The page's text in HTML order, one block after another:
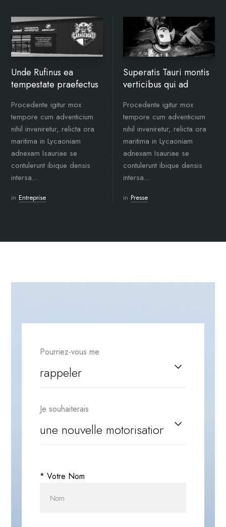
in Entreprise
Unde Rufinus ea
tempestate praefectus
Procedente igitur mox
tempore cum adventicium
nihil inveniretur, relicta ora
maritima in Lycaoniam
adnexam Isauriae se
contulerunt ibique densis
intersa...
in Presse
Superatis Tauri montis
verticibus qui ad
Procedente igitur mox
tempore cum adventicium
nihil inveniretur, relicta ora
maritima in Lycaoniam
adnexam Isauriae se
contulerunt ibique densis
intersa...
Pourriez-vous me
Je souhaiterais
* Votre Nom